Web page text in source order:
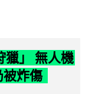
獵」 無人機
炸傷